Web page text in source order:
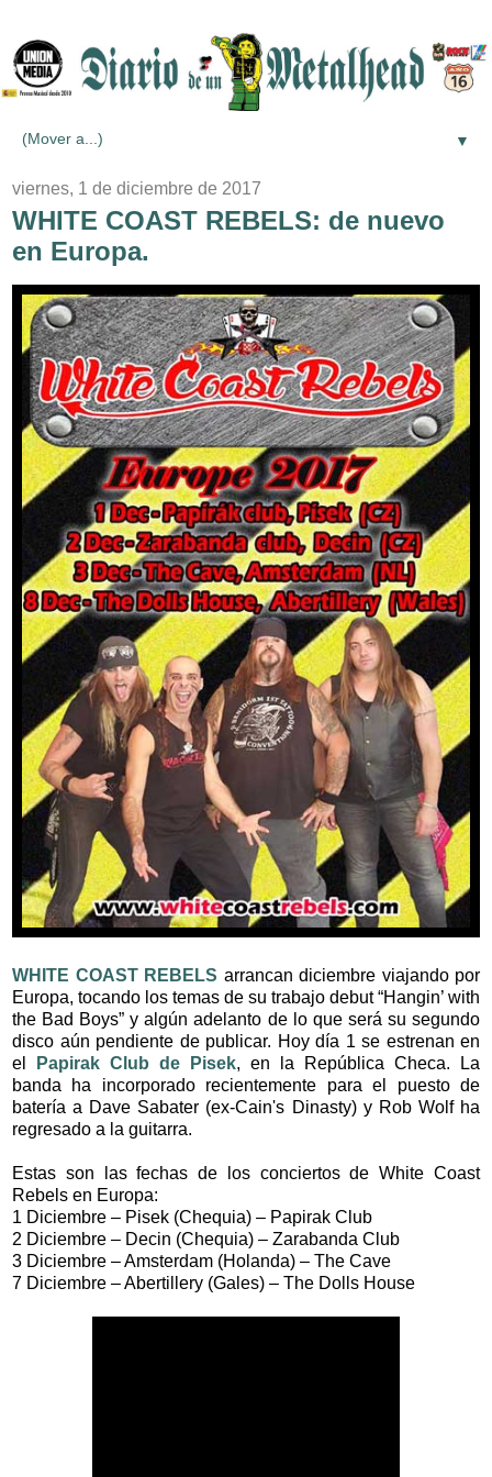
▼
viernes, 1 de diciembre de 2017
WHITE COAST REBELS: de nuevo
en Europa.
WHITE COAST REBELS arrancan diciembre viajando por
Europa, tocando los temas de su trabajo debut “Hangin’ with
the Bad Boys” y algún adelanto de lo que será su segundo
disco aún pendiente de publicar. Hoy día 1 se estrenan en
el
Papirak Club de Pisek, en la República Checa. La
banda ha incorporado recientemente para el puesto de
batería a Dave Sabater (ex-Cain's Dinasty) y Rob Wolf ha
regresado a la guitarra.
Estas son las fechas de los conciertos de White Coast
Rebels en Europa:
1 Diciembre – Pisek (Chequia) – Papirak Club
2 Diciembre – Decin (Chequia) – Zarabanda Club
3 Diciembre – Amsterdam (Holanda) – The Cave
7 Diciembre – Abertillery (Gales) – The Dolls House